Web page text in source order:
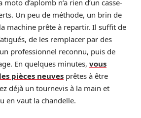
d’aplomb n’a rien d’un casse-
Un peu de méthode, un brin de
machine prête à repartir. Il suffit de
de les remplacer par des
professionnel reconnu, puis de
En quelques minutes, vous
pièces neuves prêtes à être
déjà un tournevis à la main et
en vaut la chandelle.